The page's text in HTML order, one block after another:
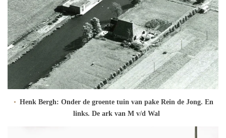
Henk Bergh: Onder de groente tuin van pake Rein de Jong. En
links. De ark van M v/d Wal